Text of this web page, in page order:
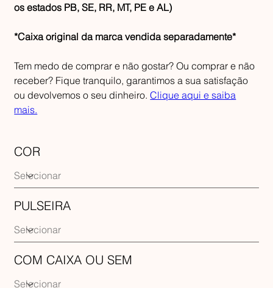
os estados PB, SE, RR, MT, PE e AL)
*Caixa original da marca vendida separadamente*
Tem medo de comprar e não gostar? Ou comprar e não
receber? Fique tranquilo, garantimos a sua satisfação
ou devolvemos o seu dinheiro.Clique aqui e saiba
mais.
COR
PULSEIRA
COM CAIXA OU SEM